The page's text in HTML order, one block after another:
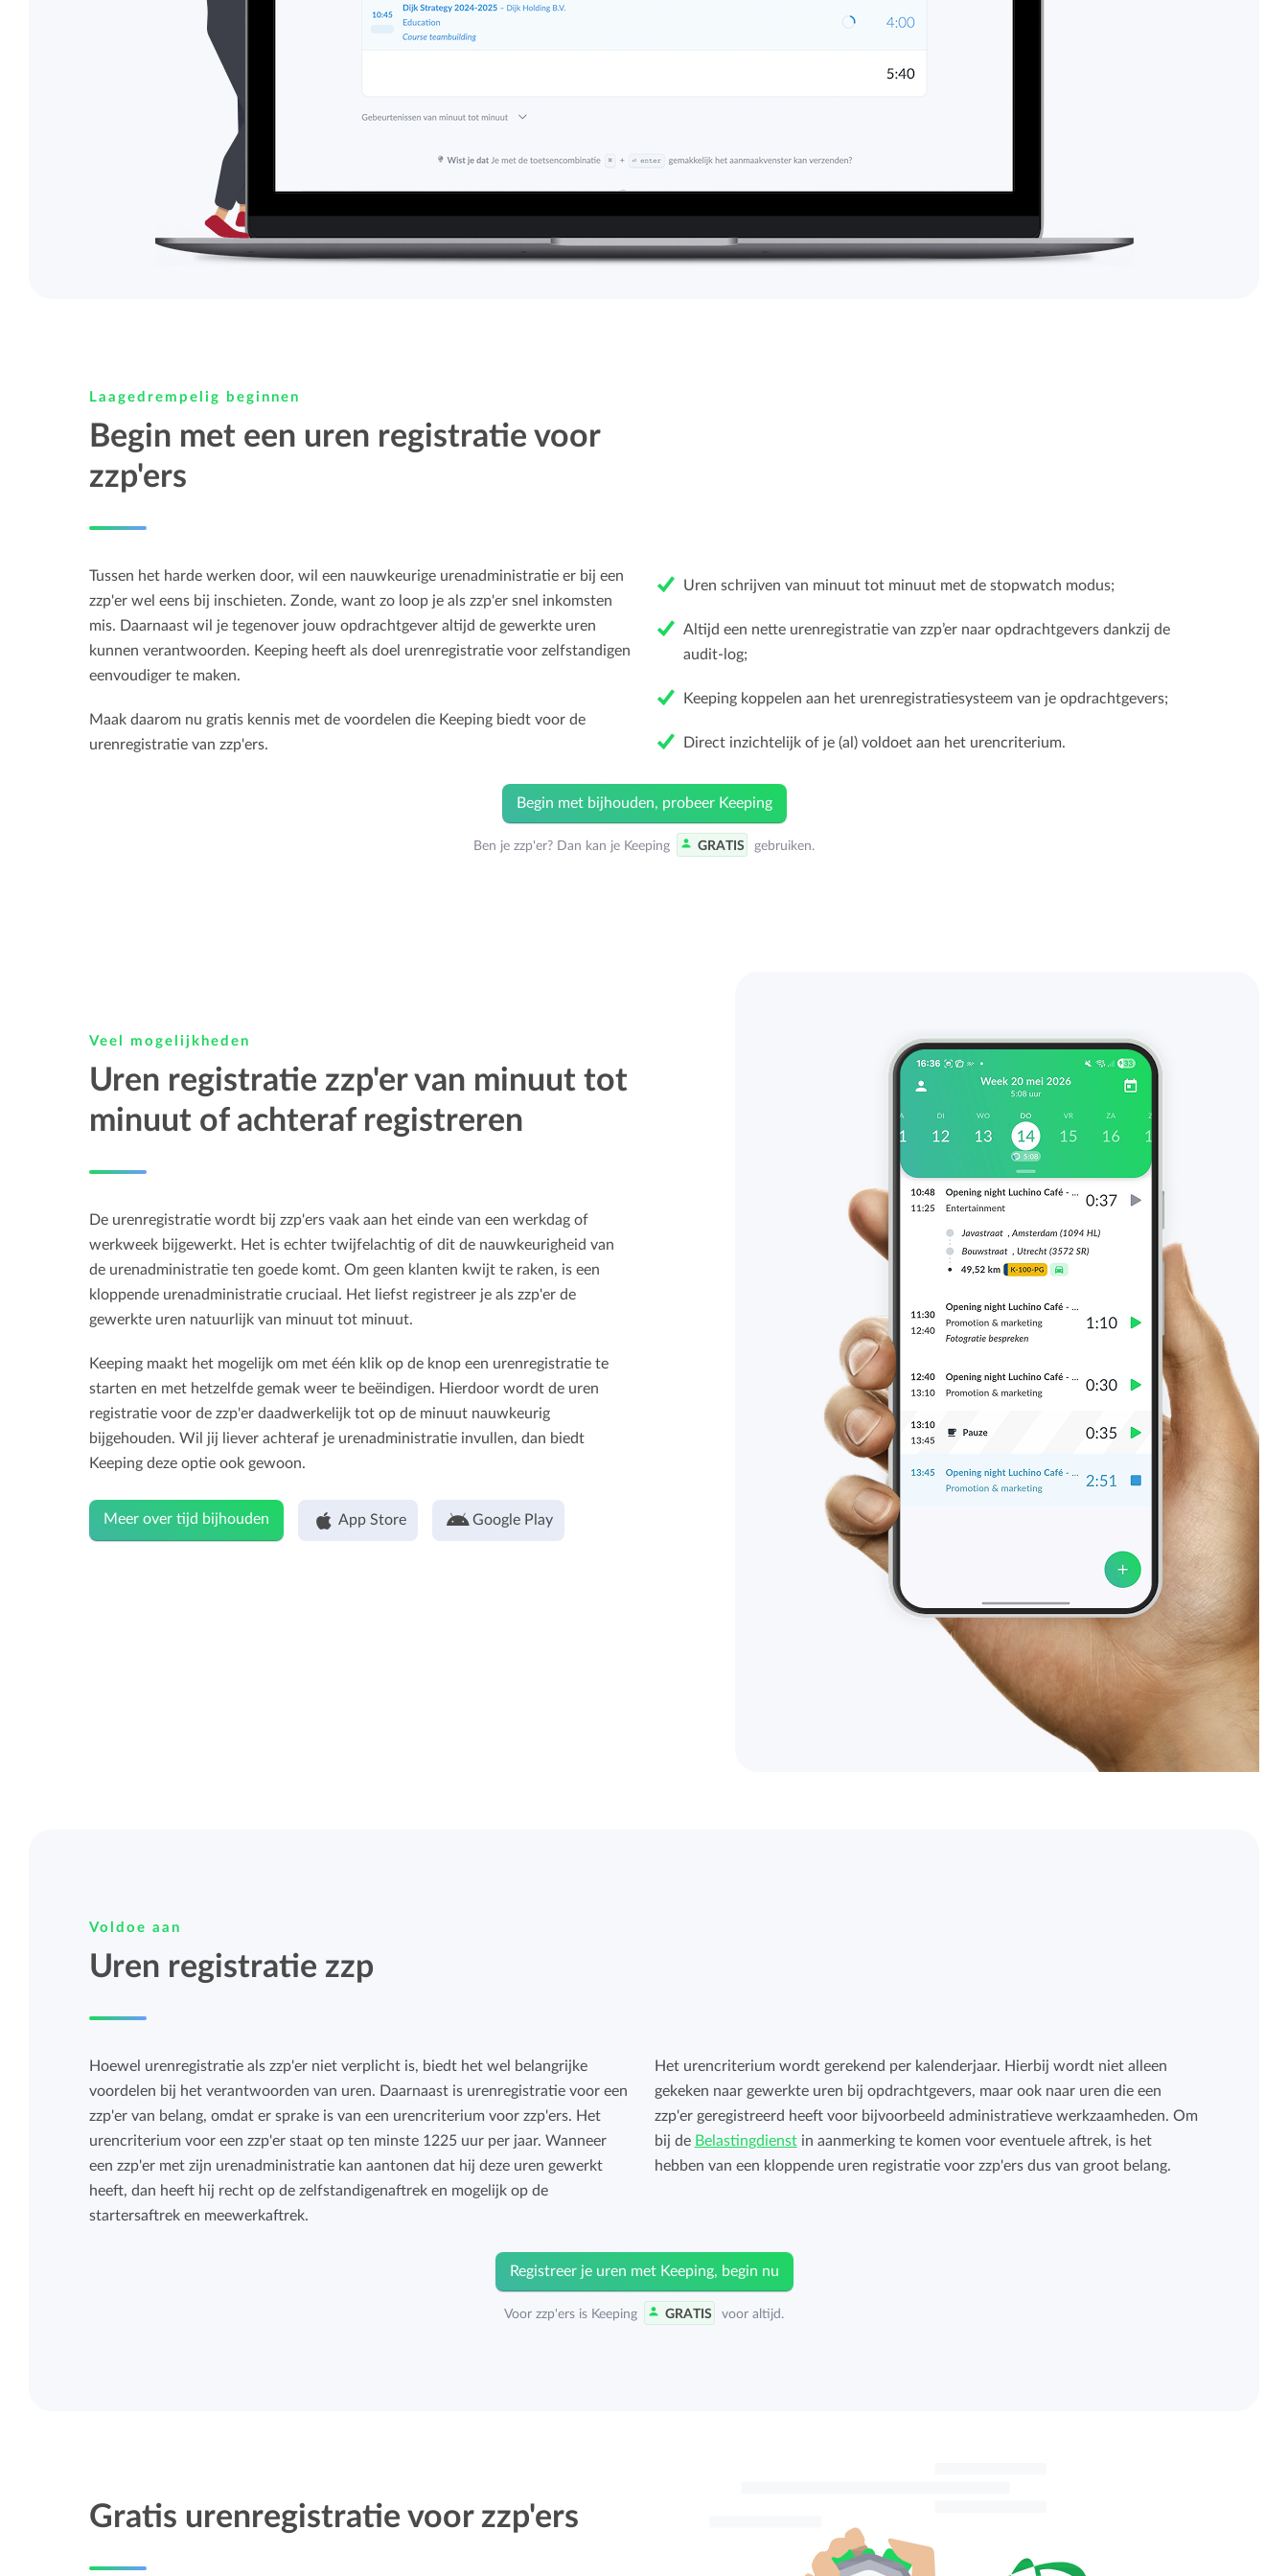
Laagedrempelig beginnen
Begin met een uren registratie voor
zzp'ers
Tussen het harde werken door, wil een nauwkeurige urenadministratie er bij een
zzp'er wel eens bij inschieten. Zonde, want zo loop je als zzp'er snel inkomsten
mis. Daarnaast wil je tegenover jouw opdrachtgever altijd de gewerkte uren
kunnen verantwoorden. Keeping heeft als doel urenregistratie voor zelfstandigen
eenvoudiger te maken.
Maak daarom nu gratis kennis met de voordelen die Keeping biedt voor de
urenregistratie van zzp'ers.
Uren schrijven van minuut tot minuut met de stopwatch modus;
Altijd een nette urenregistratie van zzp’er naar opdrachtgevers dankzij de
audit-log;
Keeping koppelen aan het urenregistratiesysteem van je opdrachtgevers;
Direct inzichtelijk of je (al) voldoet aan het urencriterium.
Begin met bijhouden, probeer Keeping
Ben je zzp'er? Dan kan je Keeping GRATIS gebruiken.
Veel mogelijkheden
Uren registratie zzp'er van minuut tot
minuut of achteraf registreren
De urenregistratie wordt bij zzp'ers vaak aan het einde van een werkdag of
werkweek bijgewerkt. Het is echter twijfelachtig of dit de nauwkeurigheid van
de urenadministratie ten goede komt. Om geen klanten kwijt te raken, is een
kloppende urenadministratie cruciaal. Het liefst registreer je als zzp'er de
gewerkte uren natuurlijk van minuut tot minuut.
Keeping maakt het mogelijk om met één klik op de knop een urenregistratie te
starten en met hetzelfde gemak weer te beëindigen. Hierdoor wordt de uren
registratie voor de zzp'er daadwerkelijk tot op de minuut nauwkeurig
bijgehouden. Wil jij liever achteraf je urenadministratie invullen, dan biedt
Keeping deze optie ook gewoon.
Meer over tijd bijhouden App Store Google Play
Voldoe aan
Uren registratie zzp
Hoewel urenregistratie als zzp'er niet verplicht is, biedt het wel belangrijke
voordelen bij het verantwoorden van uren. Daarnaast is urenregistratie voor een
zzp'er van belang, omdat er sprake is van een urencriterium voor zzp'ers. Het
urencriterium voor een zzp'er staat op ten minste 1225 uur per jaar. Wanneer
een zzp'er met zijn urenadministratie kan aantonen dat hij deze uren gewerkt
heeft, dan heeft hij recht op de zelfstandigenaftrek en mogelijk op de
startersaftrek en meewerkaftrek.
Het urencriterium wordt gerekend per kalenderjaar. Hierbij wordt niet alleen
gekeken naar gewerkte uren bij opdrachtgevers, maar ook naar uren die een
zzp'er geregistreerd heeft voor bijvoorbeeld administratieve werkzaamheden. Om
bij de Belastingdienstin aanmerking te komen voor eventuele aftrek, is het
hebben van een kloppende uren registratie voor zzp'ers dus van groot belang.
Registreer je uren met Keeping, begin nu
Voor zzp'ers is Keeping GRATIS voor altijd.
Gratis urenregistratie voor zzp'ers